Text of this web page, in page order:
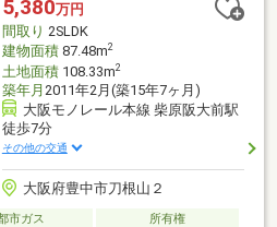
細・ご相談はお気軽にお問い合
5,380万円
間取り 2SLDK
建物面積87.48m2
土地面積108.33m2
築年月 2011年2月(築15年7ヶ月)
大阪モノレール本線 柴原阪大前駅
徒歩7分
その他の交通
大阪府豊中市刀根山２
市ガス 所有権